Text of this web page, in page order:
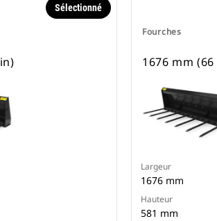
Sélectionné
Fourches
1676 mm
Largeur
1676 mm
Hauteur
581 mm